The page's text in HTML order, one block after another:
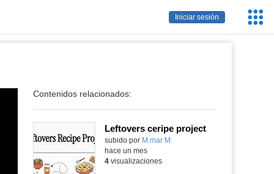
Iniciar sesión
Contenidos relacionados:
Leftovers ceripe project
Contenido educativo.
subido por M.mar M.
hace un mes
4visualizaciones